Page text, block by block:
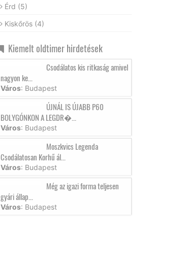
Érd (5)
Kiskőrös (4)
Kiemelt oldtimer hirdetések
Csodálatos kis ritkaság amivel
nagyon ke...
Város: Budapest
ÚJNÁL IS ÚJABB P60
BOLYGÓNKON A LEGDR�...
Város: Budapest
Moszkvics Legenda
Csodálatosan Korhű ál...
Város: Budapest
Még az igazi forma teljesen
gyári állap...
Város: Budapest